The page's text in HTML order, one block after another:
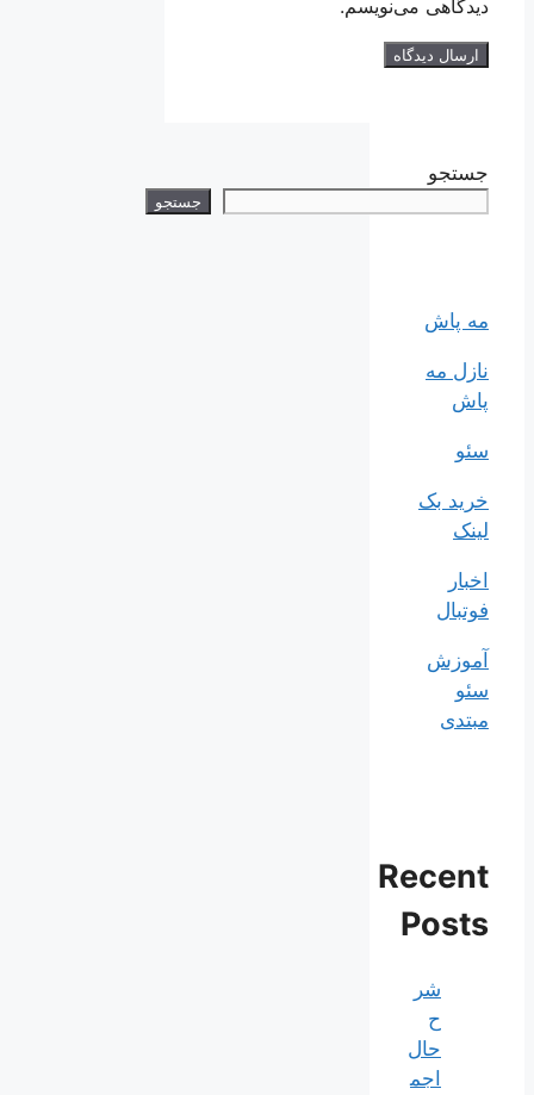
دیدگاهی می‌نویسم.
جستجو
جستجو
مه پاش
نازل مه
پاش
سئو
خرید بک
لینک
اخبار
فوتبال
آموزش
سئو
مبتدی
Recent
Posts
شر
ح
حال
اجم